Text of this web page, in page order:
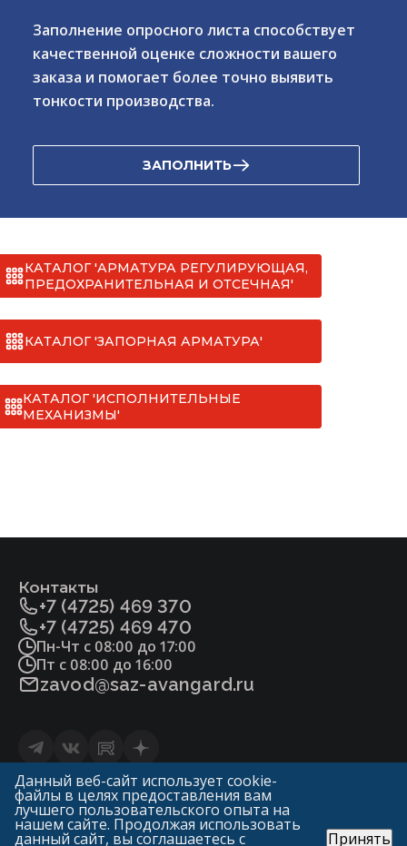
Заполнение опросного листа способствует
качественной оценке сложности вашего
заказа и помогает более точно выявить
тонкости производства.
ЗАПОЛНИТЬ
КАТАЛОГ 'АРМАТУРА РЕГУЛИРУЮЩАЯ,
ПРЕДОХРАНИТЕЛЬНАЯ И ОТСЕЧНАЯ'
КАТАЛОГ 'ЗАПОРНАЯ АРМАТУРА'
КАТАЛОГ 'ИСПОЛНИТЕЛЬНЫЕ
МЕХАНИЗМЫ'
Контакты
+7 (4725) 469 370
+7 (4725) 469 470
Пн-Чт с 08:00 до 17:00
Пт с 08:00 до 16:00
zavod@saz-avangard.ru
© «ГК Авангард»
Статьи
Политика конфиденциальности и обработки
персональных данных
Данный веб-сайт использует cookie-
файлы в целях предоставления вам
лучшего пользовательского опыта на
нашем сайте. Продолжая использовать
данный сайт, вы соглашаетесь с Принять